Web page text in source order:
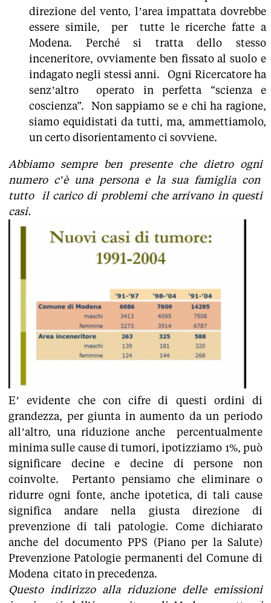
direzione del vento, l’area impattata dovrebbe
essere simile, per tutte le ricerche fatte a
Modena. Perché si tratta dello stesso
inceneritore, ovviamente ben fissato al suolo e
indagato negli stessi anni. Ogni Ricercatore ha
senz’altro operato in perfetta “scienza e
coscienza”. Non sappiamo se e chi ha ragione,
siamo equidistati da tutti, ma, ammettiamolo,
un certo disorientamento ci sovviene.
Abbiamo sempre ben presente che dietro ogni
numero c’è una persona e la sua famiglia con
tutto il carico di problemi che arrivano in questi
casi.
E’ evidente che con cifre di questi ordini di
grandezza, per giunta in aumento da un periodo
all’altro, una riduzione anche percentualmente
minima sulle cause di tumori, ipotizziamo 1%, può
significare decine e decine di persone non
coinvolte. Pertanto pensiamo che eliminare o
ridurre ogni fonte, anche ipotetica, di tali cause
significa andare nella giusta direzione di
prevenzione di tali patologie. Come dichiarato
anche del documento PPS (Piano per la Salute)
Prevenzione Patologie permanenti del Comune di
Modena citato in precedenza.
Questo indirizzo alla riduzione delle emissioni